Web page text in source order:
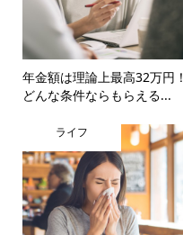
年金額は理論上最高32万円！
どんな条件ならもらえる...
ライフ